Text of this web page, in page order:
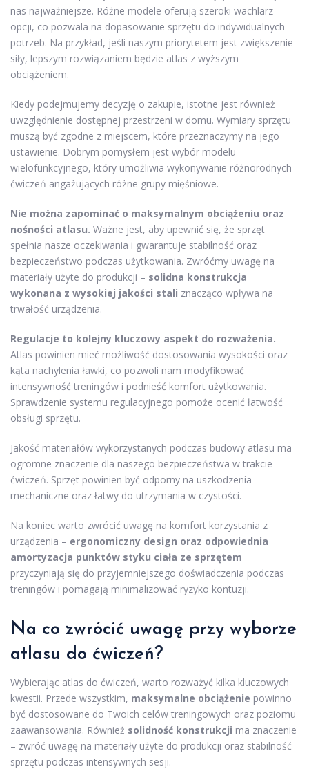
nas najważniejsze. Różne modele oferują szeroki wachlarz
opcji, co pozwala na dopasowanie sprzętu do indywidualnych
potrzeb. Na przykład, jeśli naszym priorytetem jest zwiększenie
siły, lepszym rozwiązaniem będzie atlas z wyższym
obciążeniem.
Kiedy podejmujemy decyzję o zakupie, istotne jest również
uwzględnienie dostępnej przestrzeni w domu. Wymiary sprzętu
muszą być zgodne z miejscem, które przeznaczymy na jego
ustawienie. Dobrym pomysłem jest wybór modelu
wielofunkcyjnego, który umożliwia wykonywanie różnorodnych
ćwiczeń angażujących różne grupy mięśniowe.
Nie można zapominać o maksymalnym obciążeniu oraz
nośności atlasu. Ważne jest, aby upewnić się, że sprzęt
spełnia nasze oczekiwania i gwarantuje stabilność oraz
bezpieczeństwo podczas użytkowania. Zwróćmy uwagę na
materiały użyte do produkcji – solidna konstrukcja
wykonana z wysokiej jakości stali znacząco wpływa na
trwałość urządzenia.
Regulacje to kolejny kluczowy aspekt do rozważenia.
Atlas powinien mieć możliwość dostosowania wysokości oraz
kąta nachylenia ławki, co pozwoli nam modyfikować
intensywność treningów i podnieść komfort użytkowania.
Sprawdzenie systemu regulacyjnego pomoże ocenić łatwość
obsługi sprzętu.
Jakość materiałów wykorzystanych podczas budowy atlasu ma
ogromne znaczenie dla naszego bezpieczeństwa w trakcie
ćwiczeń. Sprzęt powinien być odporny na uszkodzenia
mechaniczne oraz łatwy do utrzymania w czystości.
Na koniec warto zwrócić uwagę na komfort korzystania z
urządzenia – ergonomiczny design oraz odpowiednia
amortyzacja punktów styku ciała ze sprzętem
przyczyniają się do przyjemniejszego doświadczenia podczas
treningów i pomagają minimalizować ryzyko kontuzji.
Na co zwrócić uwagę przy wyborze
atlasu do ćwiczeń?
Wybierając atlas do ćwiczeń, warto rozważyć kilka kluczowych
kwestii. Przede wszystkim, maksymalne obciążenie powinno
być dostosowane do Twoich celów treningowych oraz poziomu
zaawansowania. Również solidność konstrukcji ma znaczenie
– zwróć uwagę na materiały użyte do produkcji oraz stabilność
sprzętu podczas intensywnych sesji.